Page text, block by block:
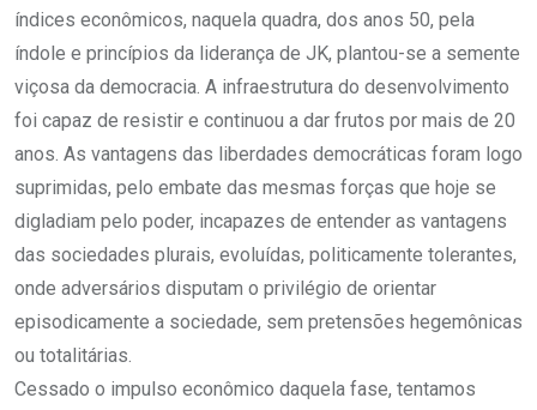
índices econômicos, naquela quadra, dos anos 50, pela
índole e princípios da liderança de JK, plantou-se a semente
viçosa da democracia. A infraestrutura do desenvolvimento
foi capaz de resistir e continuou a dar frutos por mais de 20
anos. As vantagens das liberdades democráticas foram logo
suprimidas, pelo embate das mesmas forças que hoje se
digladiam pelo poder, incapazes de entender as vantagens
das sociedades plurais, evoluídas, politicamente tolerantes,
onde adversários disputam o privilégio de orientar
episodicamente a sociedade, sem pretensões hegemônicas
ou totalitárias.
Cessado o impulso econômico daquela fase, tentamos